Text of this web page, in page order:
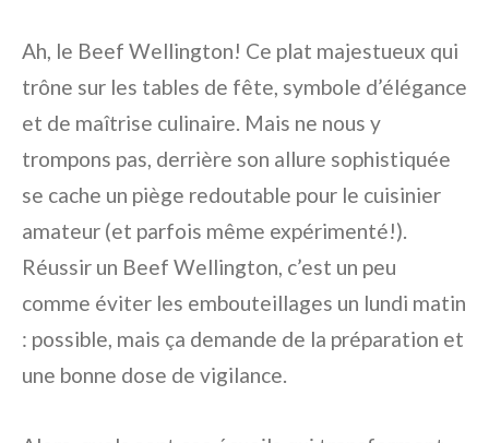
Ah, le Beef Wellington! Ce plat majestueux qui
trône sur les tables de fête, symbole d’élégance
et de maîtrise culinaire. Mais ne nous y
trompons pas, derrière son allure sophistiquée
se cache un piège redoutable pour le cuisinier
amateur (et parfois même expérimenté!).
Réussir un Beef Wellington, c’est un peu
comme éviter les embouteillages un lundi matin
: possible, mais ça demande de la préparation et
une bonne dose de vigilance.